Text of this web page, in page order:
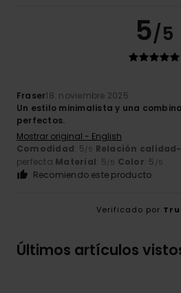
5/5
Fraser18. noviembre 2025
Un estilo minimalista y una
perfectos.
Mostrar original - English
Comodidad: 5/5 Relación
perfecta Material: 5/5 Color: 5 /5
Recomiendo este producto
Verificado por
Últimos artículos